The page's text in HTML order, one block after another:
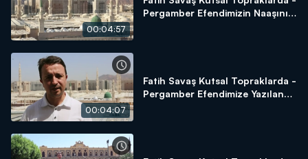
00:04:57
Pergamber Efendimizin Naaşını
00:04:07
Fatih Savaş Kutsal Topraklarda -
Pergamber Efendimize Yazılan